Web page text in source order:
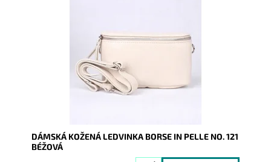
Skladem
16589
Borse in pelle
2 roky
DÁMSKÁ KOŽENÁ LEDVINKA BORSE IN PELLE NO. 121
BÉŽOVÁ